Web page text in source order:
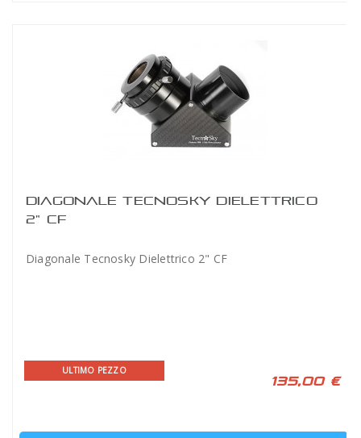
DIAGONALE TECNOSKY DIELETTRICO
2" CF
Diagonale Tecnosky Dielettrico 2" CF
ULTIMO PEZZO
135,00 €